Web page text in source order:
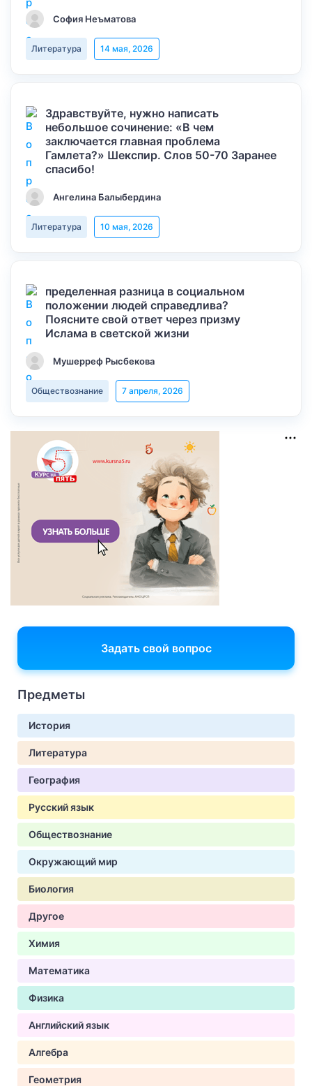
София Неъматова
Литература 14 мая, 2026
Здравствуйте, нужно написать
небольшое сочинение: «В чем
заключается главная проблема
Гамлета?» Шекспир. Слов 50-70 Заранее
спасибо!
Ангелина Балыбердина
Литература 10 мая, 2026
пределенная разница в социальном
положении людей справедлива?
Поясните свой ответ через призму
Ислама в светской жизни
Мушерреф Рысбекова
Обществознание 7 апреля, 2026
Задать свой вопрос
Предметы
История
Литература
География
Русский язык
Обществознание
Окружающий мир
Биология
Другое
Химия
Математика
Физика
Английский язык
Алгебра
Геометрия